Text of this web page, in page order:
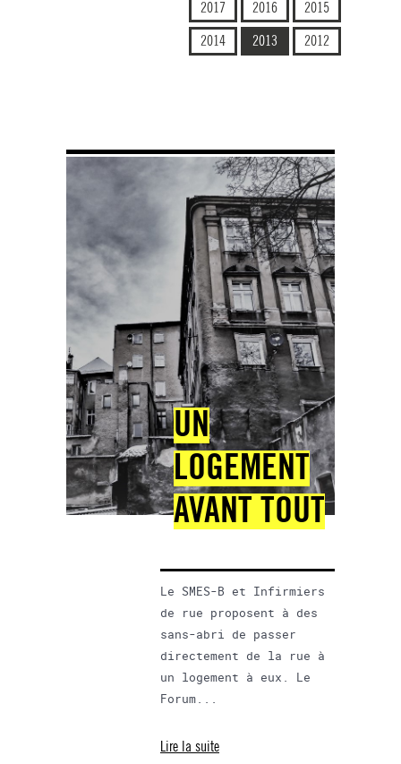
2017 2016 2015
2014 2013 2012
UN
LOGEMENT
AVANT TOUT
Le SMES-B et Infirmiers
de rue proposent à des
sans-abri de passer
directement de la rue à
un logement à eux. Le
Forum...
Lire la suite